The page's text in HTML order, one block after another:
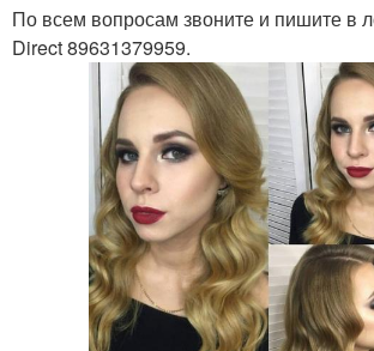
По всем вопросам звоните и пишите в
Direct 89631379959.